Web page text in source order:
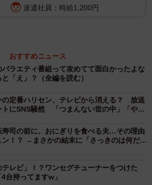
2/6
ってたっけ…？」
対放送できないよね」
派遣社員：時給1,200円
おすすめニュース
バラエティ番組って攻めてて面白かったよな
「え」？（全編を読む）
の定番ハリセン、テレビから消える？ 放送
トにSNS騒然 「つまんない世の中」「やり
寿司の前に、おにぎりを食べる夫…その理由
ン！？ →まさかの結末に「さっきのは何だっ
テレビ」！？ワンセグチューナーをつけた
台持ってますw」